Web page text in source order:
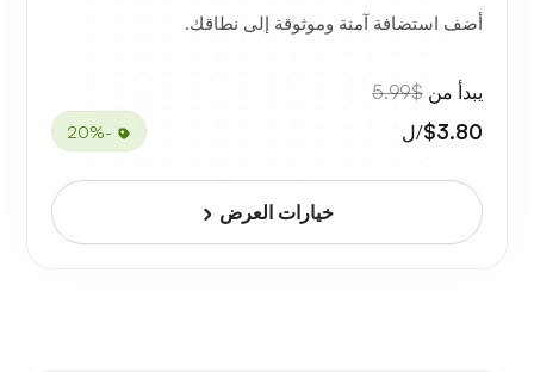
أضف استضافة آمنة وموثوقة إلى نطاقك.
يبدأ من $5.99
$3.80/ل -20%
خيارات العرض